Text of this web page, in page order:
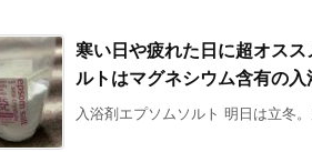
寒い日や疲れた日に超オス
ルトはマグネシウム含有の入
入浴剤エプソムソルト 明日は立冬